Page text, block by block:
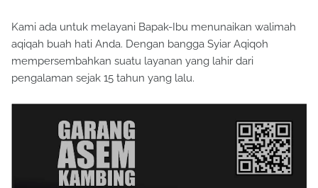
Kami ada untuk melayani Bapak-Ibu menunaikan walimah
aqiqah buah hati Anda. Dengan bangga Syiar Aqiqoh
mempersembahkan suatu layanan yang lahir dari
pengalaman sejak 15 tahun yang lalu.